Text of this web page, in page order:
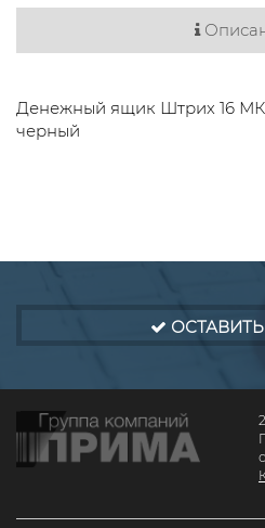
Денежный ящик Штрих 16
черный